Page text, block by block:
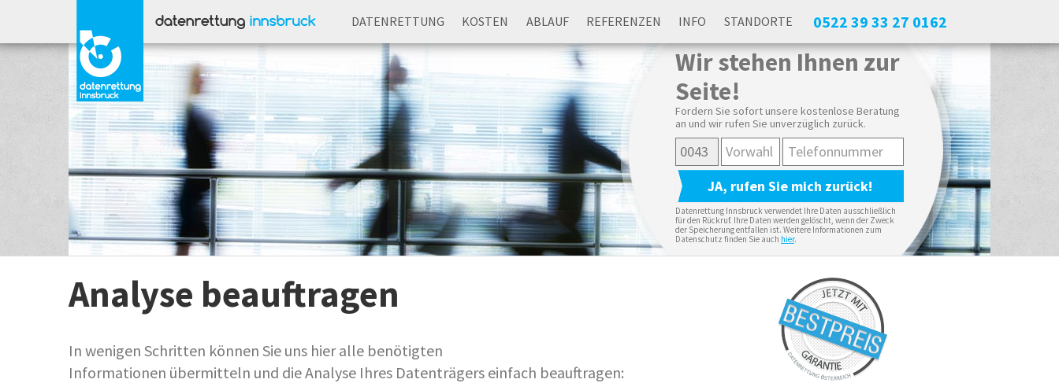
0522 39 33 27 0162
DATENRETTUNG KOSTEN ABLAUF REFERENZEN INFO STANDORTE
Wir stehen Ihnen zur
Seite!
Fordern Sie sofort unsere kostenlose Beratung
an und wir rufen Sie unverzüglich zurück.
Datenrettung Innsbruck verwendet Ihre Daten ausschließlich
für den Rückruf. Ihre Daten werden gelöscht, wenn der Zweck
der Speicherung entfallen ist. Weitere Informationen zum
Datenschutz finden Sie auch hier.
Analyse­ beauftragen
In wenigen Schritten können Sie uns hier alle benötigten
Informationen übermitteln und die Analyse Ihres Datenträgers einfach beauftragen: